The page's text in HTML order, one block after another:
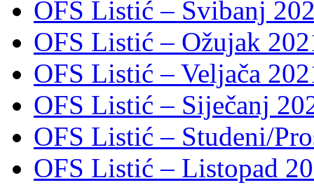
OFS Listić – Svibanj
OFS Listić – Ožujak
OFS Listić – Veljača
OFS Listić – Siječanj
OFS Listić – Studeni/
OFS Listić – Listopad